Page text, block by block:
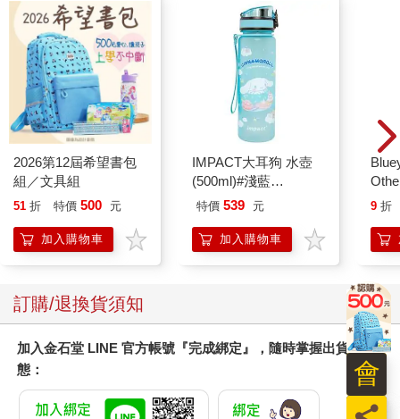
2026第12屆希望書包
組／文具組
51 折 特價 500 元
加入購物車
IMPACT大耳狗 水壺
(500ml)#淺藍
IMCMB01LB
特價 539 元
加入購物車
9 折
訂購/退換貨須知
加入金石堂 LINE 官方帳號『完成綁定』，隨時掌握出貨動
態：
會